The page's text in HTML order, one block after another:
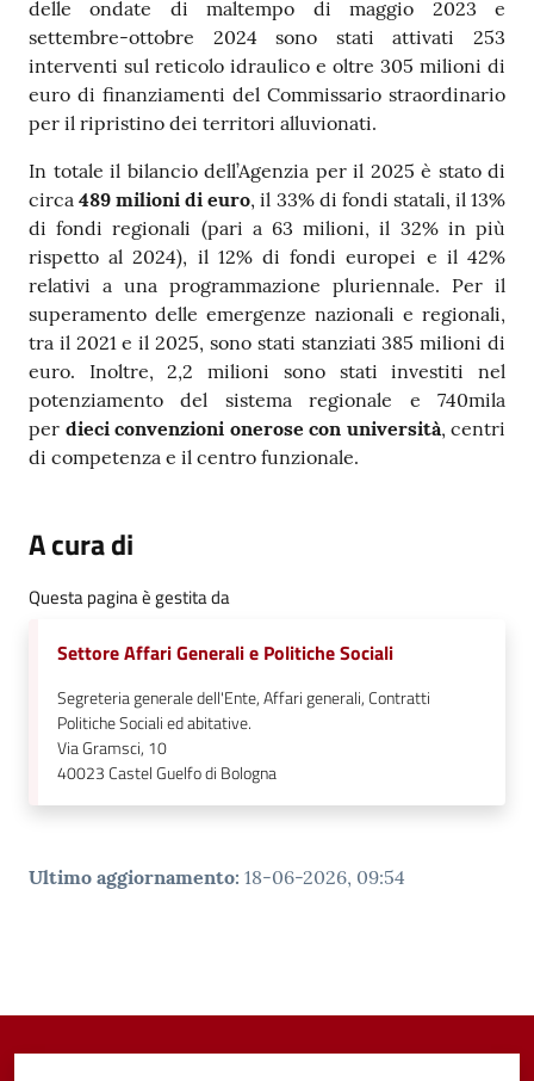
delle ondate di maltempo di maggio 2023 e
settembre-ottobre 2024 sono stati attivati 253
interventi sul reticolo idraulico e oltre 305 milioni di
euro di finanziamenti del Commissario straordinario
per il ripristino dei territori alluvionati.
In totale il bilancio dell’Agenzia per il 2025 è stato di
circa489 milioni di euro, il 33% di fondi statali, il 13%
di fondi regionali (pari a 63 milioni, il 32% in più
rispetto al 2024), il 12% di fondi europei e il 42%
relativi a una programmazione pluriennale. Per il
superamento delle emergenze nazionali e regionali,
tra il 2021 e il 2025, sono stati stanziati 385 milioni di
euro. Inoltre, 2,2 milioni sono stati investiti nel
potenziamento del sistema regionale e 740mila
per dieci convenzioni onerose con università, centri
di competenza e il centro funzionale.
A cura di
Questa pagina è gestita da
Settore Affari Generali e Politiche Sociali
Segreteria generale dell'Ente, Affari generali, Contratti
Politiche Sociali ed abitative.
Via Gramsci, 10
40023Castel Guelfo di Bologna
Ultimo aggiornamento: 18-06-2026, 09:54